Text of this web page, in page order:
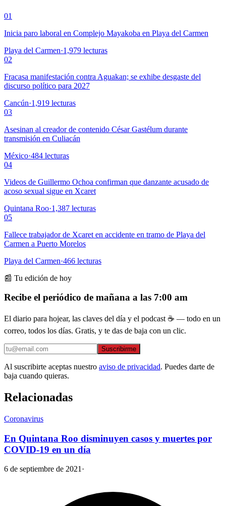
01
Inicia paro laboral en Complejo Mayakoba en Playa del Carmen
Playa del Carmen·1,979 lecturas
02
Fracasa manifestación contra Aguakan; se exhibe desgaste del
discurso político para 2027
Cancún·1,919 lecturas
03
Asesinan al creador de contenido César Gastélum durante
transmisión en Culiacán
México·484 lecturas
04
Videos de Guillermo Ochoa confirman que danzante acusado de
acoso sexual sigue en Xcaret
Quintana Roo·1,387 lecturas
05
Fallece trabajador de Xcaret en accidente en tramo de Playa del
Carmen a Puerto Morelos
Playa del Carmen·466 lecturas
📰 Tu edición de hoy
Recibe el periódico de mañana a las 7:00 am
El diario para hojear, las claves del día y el podcast ☕ — todo en un
correo, todos los días. Gratis, y te das de baja con un clic.
Suscribirme
Al suscribirte aceptas nuestro aviso de privacidad. Puedes darte de
baja cuando quieras.
Relacionadas
Coronavirus
En Quintana Roo disminuyen casos y muertes por
COVID-19 en un día
6 de septiembre de 2021 ·